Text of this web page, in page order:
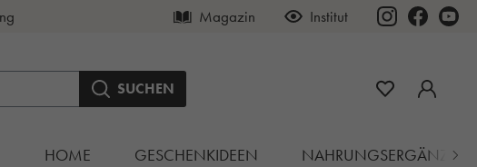
Magazin Institut
SUCHEN
HOME GESCHENKIDEEN